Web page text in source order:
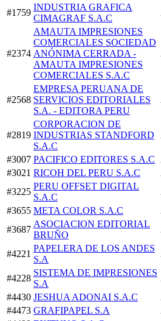
#1759
INDUSTRIA GRAFICA
CIMAGRAF S.A.C
#2374
AMAUTA IMPRESIONES
COMERCIALES SOCIEDAD
ANÓNIMA CERRADA -
AMAUTA IMPRESIONES
COMERCIALES S.A.C
#2568
EMPRESA PERUANA DE
SERVICIOS EDITORIALES
S.A. - EDITORA PERU
#2819
CORPORACION DE
INDUSTRIAS STANDFORD
S.A.C
#3007 PACIFICO EDITORES S.A.C
#3021 RICOH DEL PERU S.A.C
#3225
PERU OFFSET DIGITAL
S.A.C
#3655 META COLOR S.A.C
#3687
ASOCIACION EDITORIAL
BRUÑO
#4221
PAPELERA DE LOS ANDES
S.A
#4228
SISTEMA DE IMPRESIONES
S.A
#4430 JESHUA ADONAI S.A.C
#4473 GRAFIPAPEL S.A